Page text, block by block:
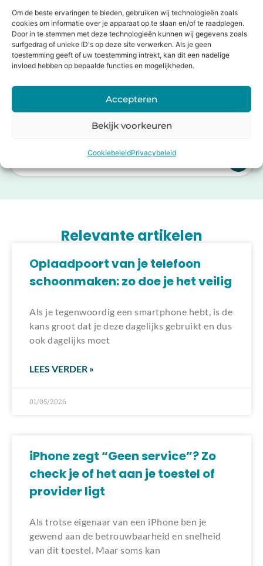
Om de beste ervaringen te bieden, gebruiken wij technologieën zoals
cookies om informatie over je apparaat op te slaan en/of te raadplegen.
Door in te stemmen met deze technologieën kunnen wij gegevens zoals
surfgedrag of unieke ID's op deze site verwerken. Als je geen
toestemming geeft of uw toestemming intrekt, kan dit een nadelige
invloed hebben op bepaalde functies en mogelijkheden.
Accepteren
Bekijk voorkeuren
CookiebeleidPrivacybeleid
aan nieuwe en gebruikte devices.
Producten bekijken
Welk apparaat kunnen we voor je
Relevante artikelen
Oplaadpoort van je telefoon
schoonmaken: zo doe je het veilig
Als je tegenwoordig een smartphone hebt, is de
kans groot dat je deze dagelijks gebruikt en dus
ook dagelijks moet
LEES VERDER »
01/05/2026
iPhone zegt “Geen service”? Zo
check je of het aan je toestel of
provider ligt
Als trotse eigenaar van een iPhone ben je
gewend aan de betrouwbaarheid en snelheid
van dit toestel. Maar soms kan